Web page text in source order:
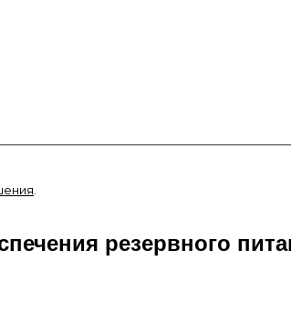
резервного